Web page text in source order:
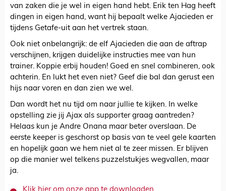
van zaken die je wel in eigen hand hebt. Erik ten Hag heeft
dingen in eigen hand, want hij bepaalt welke Ajacieden er
tijdens Getafe-uit aan het vertrek staan.
Ook niet onbelangrijk: de elf Ajacieden die aan de aftrap
verschijnen, krijgen duidelijke instructies mee van hun
trainer. Koppie erbij houden! Goed en snel combineren, ook
achterin. En lukt het even niet? Geef die bal dan gerust een
hijs naar voren en dan zien we wel.
Dan wordt het nu tijd om naar jullie te kijken. In welke
opstelling zie jij Ajax als supporter graag aantreden?
Helaas kun je Andre Onana maar beter overslaan. De
eerste keeper is geschorst op basis van te veel gele kaarten
en hopelijk gaan we hem niet al te zeer missen. Er blijven
op die manier wel telkens puzzelstukjes wegvallen, maar
ja.